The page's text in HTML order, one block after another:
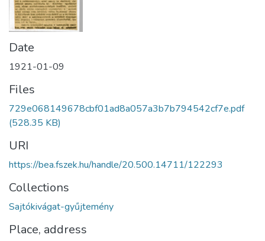
Date
1921-01-09
Files
729e068149678cbf01ad8a057a3b7b794542cf7e.pdf
(528.35 KB)
URI
https://bea.fszek.hu/handle/20.500.14711/122293
Collections
Sajtókivágat-gyűjtemény
Place, address